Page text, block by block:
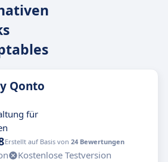
Qonto
für
Erstellt auf Basis von 24 Bewertungen
Kostenlose Testversion